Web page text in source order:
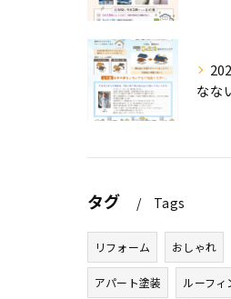
なな
タグ Tags
リフォーム おしゃれ
アパート塗装 ルーフィ